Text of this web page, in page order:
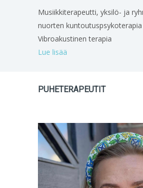
Musiikkiterapeutti, yksilö- ja
nuorten kuntoutuspsykoterapia
Vibroakustinen terapia
Lue lisää
PUHETERAPEUTIT